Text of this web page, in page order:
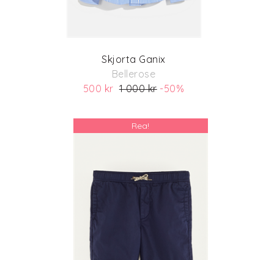
Skjorta Ganix
Bellerose
500 kr1 000 kr-50%
Rea!